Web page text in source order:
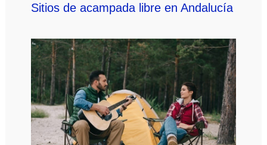
Sitios de acampada libre en Andalucía